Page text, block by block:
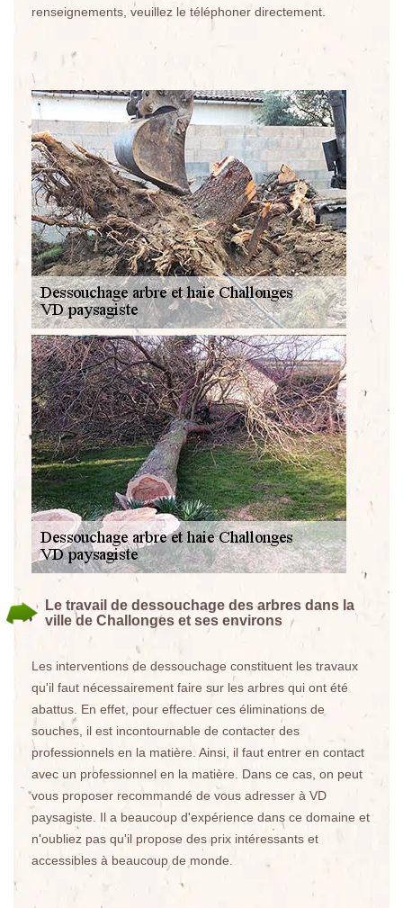
renseignements, veuillez le téléphoner directement.
Le travail de dessouchage des arbres dans la
ville de Challonges et ses environs
Les interventions de dessouchage constituent les travaux
qu'il faut nécessairement faire sur les arbres qui ont été
abattus. En effet, pour effectuer ces éliminations de
souches, il est incontournable de contacter des
professionnels en la matière. Ainsi, il faut entrer en contact
avec un professionnel en la matière. Dans ce cas, on peut
vous proposer recommandé de vous adresser à VD
paysagiste. Il a beaucoup d'expérience dans ce domaine et
n'oubliez pas qu'il propose des prix intéressants et
accessibles à beaucoup de monde.